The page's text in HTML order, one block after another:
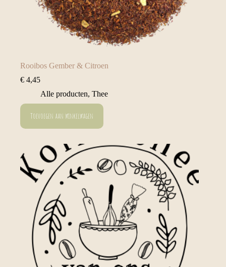
Rooibos Gember & Citroen
€ 4,45
Alle producten, Thee
Toevoegen aan winkelwagen